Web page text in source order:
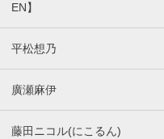
EN】
平松想乃
廣瀬麻伊
藤田ニコル(にこるん)